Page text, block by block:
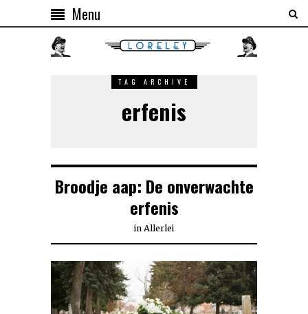
Menu
TAG ARCHIVE
erfenis
Broodje aap: De onverwachte
erfenis
in Allerlei